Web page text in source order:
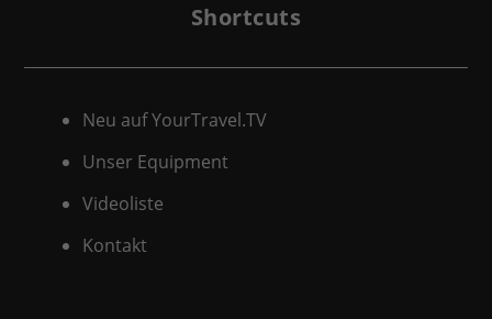
Shortcuts
Neu auf YourTravel.TV
Unser Equipment
Videoliste
Kontakt